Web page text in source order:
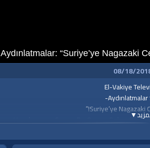
Aydınlatmalar: “Suriye’ye Nagazaki
08/18/
▼
El-Vakiye
Hazırlayan ve Sunan: Dr. Osman Bahaş (Ebu